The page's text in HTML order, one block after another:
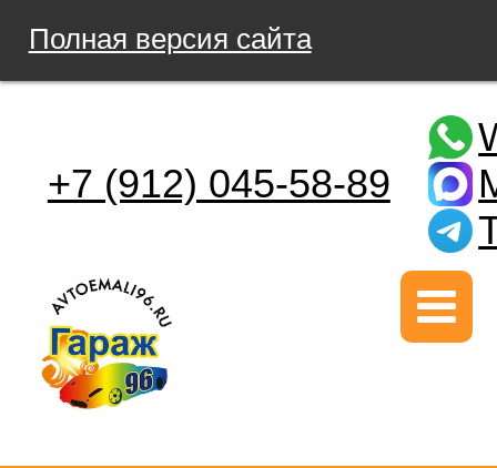
Полная версия сайта
+7 (912) 045-58-89